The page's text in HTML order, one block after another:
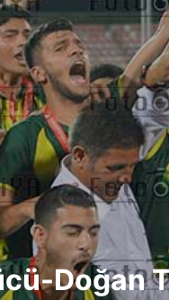
Doğan